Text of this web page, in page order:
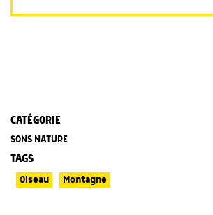
CATÉGORIE
SONS NATURE
TAGS
Oiseau Montagne